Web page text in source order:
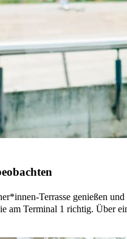
Terrasse genießen
am Terminal 1 richtig. Über